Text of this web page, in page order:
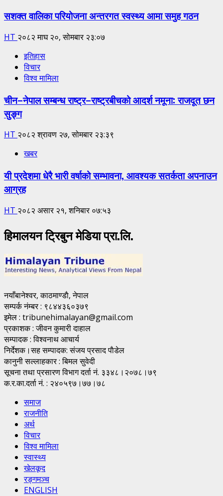
सशक्त वालिका परियोजना अन्तरगत स्वस्थ्य आमा समुह गठन
HT २०८२ माघ २०, सोमबार २३:०७
इतिहास
विचार
विश्व मामिला
चीन–नेपाल सम्बन्ध राष्ट्र–राष्ट्रबीचको आदर्श नमूना: राजदूत छन
सुङ्ग
HT २०८२ श्रावण २७, सोमबार २३:३९
खबर
यी प्रदेशमा धेरै भारी वर्षाको सम्भावना, आवश्यक सतर्कता अपनाउन
आग्रह
HT २०८२ असार २१, शनिबार ०७:५३
हिमालयन ट्रिबुन मेडिया प्रा.लि.
नयाँबानेश्वर, काठमाण्डाै, नेपाल
सम्पर्क नंम्बर : ९८४४३६०३७९
इमेल : tribunehimalayan@gmail.com
प्रकाशक : जीवन कुमारी दाहाल
सम्पादक : विश्वनाथ आचार्य
निर्देशक।सह सम्पादक: संजय प्रसाद पाैडेल
कानुनी सल्लाहकार : बिमल सुवेदी
सूचना तथा प्रसारण विभाग दर्ता नं. ३३४८।२०७८।७९
क.र.का.दर्ता नं. : २४०५९७।७७।७८
समाज
राजनीति
अर्थ
विचार
विश्व मामिला
स्वास्थ्य
खेलकूद
रङ्गमञ्च
ENGLISH